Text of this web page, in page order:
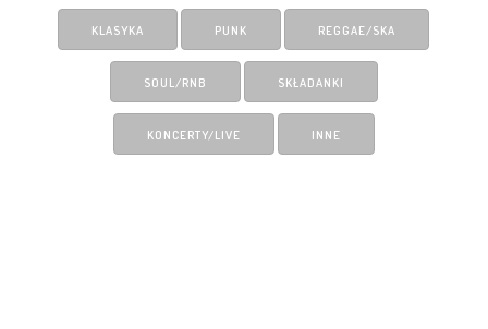
KLASYKA PUNK REGGAE/SKA
SOUL/RNB SKŁADANKI
KONCERTY/LIVE INNE